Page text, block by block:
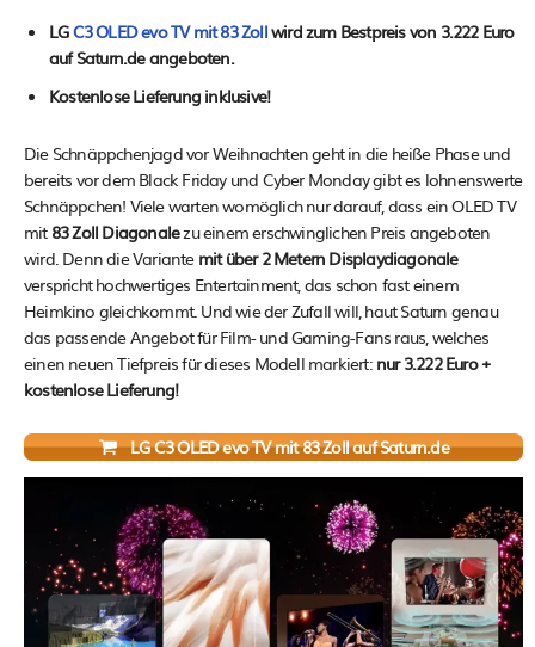
LGC3 OLED evo TV mit 83 Zollwird zum Bestpreis von 3.222 Euro
auf Saturn.de angeboten.
Kostenlose Lieferung inklusive!
Die Schnäppchenjagd vor Weihnachten geht in die heiße Phase und
bereits vor dem Black Friday und Cyber Monday gibt es lohnenswerte
Schnäppchen! Viele warten womöglich nur darauf, dass ein OLED TV
mit 83 Zoll Diagonalezu einem erschwinglichen Preis angeboten
wird. Denn die Variante mit über 2 Metern Displaydiagonale
verspricht hochwertiges Entertainment, das schon fast einem
Heimkino gleichkommt. Und wie der Zufall will, haut Saturn genau
das passende Angebot für Film- und Gaming-Fans raus, welches
einen neuen Tiefpreis für dieses Modell markiert:nur 3.222 Euro +
kostenlose Lieferung!
LG C3 OLED evo TV mit 83 Zoll auf Saturn.de